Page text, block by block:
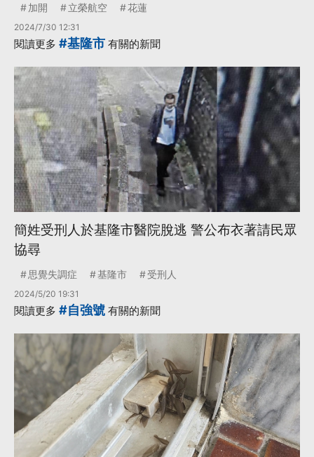
加開 立榮航空 花蓮
2024/7/30 12:31
閱讀更多 #基隆市 有關的新聞
簡姓受刑人於基隆市醫院脫逃 警公布衣著請民眾
協尋
思覺失調症 基隆市 受刑人
2024/5/20 19:31
閱讀更多 #自強號 有關的新聞